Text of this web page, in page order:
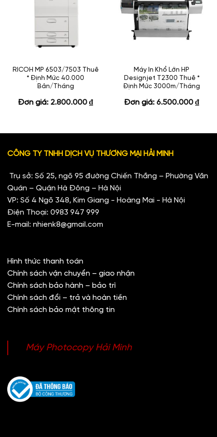
RICOH MP 6503/7503 Thuê
* Định Mức 40.000
Bản/Tháng
Đơn giá: 2.800.000 ₫
Máy In Khổ Lớn HP
Designjet T2300 Thuê *
Định Mức 3000m/Tháng
Đơn giá: 6.500.000 ₫
CÔNG TY TNHH DỊCH VỤ THƯƠNG MẠI HẢI MINH
Trụ sở: Số 25, ngõ 95 đường Chiến Thắng – Phường Văn
Quán – Quận Hà Đông – Hà Nội
VP: Số 4 Ngõ 348, Kim Giang - Hoàng Mai - Hà Nội
Điện Thoại: 0983 947 999
E-mail: nhienk8@gmail.com
Hình thức thanh toán
Chính sách vận chuyển – giao nhận
Chính sách bảo hành – bảo trì
Chính sách đổi – trả và hoàn tiền
Chính sách bảo mật thông tin
Máy Photocopy Hải Minh